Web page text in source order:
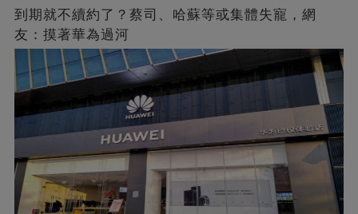
到期就不續約了？蔡司、哈蘇等或集體失寵，網
友：摸著華為過河